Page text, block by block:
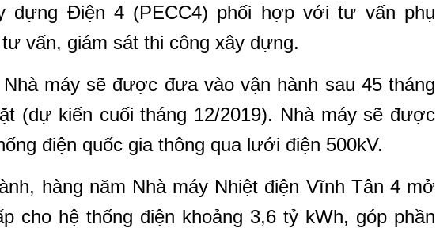
dựng Điện 4 (PECC4) phối hợp với tư vấn phụ
vấn, giám sát thi công xây dựng.
máy sẽ được đưa vào vận hành sau 45 tháng
(dự kiến cuối tháng 12/2019). Nhà máy sẽ được
điện quốc gia thông qua lưới điện 500kV.
hàng năm Nhà máy Nhiệt điện Vĩnh Tân 4 mở
cho hệ thống điện khoảng 3,6 tỷ kWh, góp phần